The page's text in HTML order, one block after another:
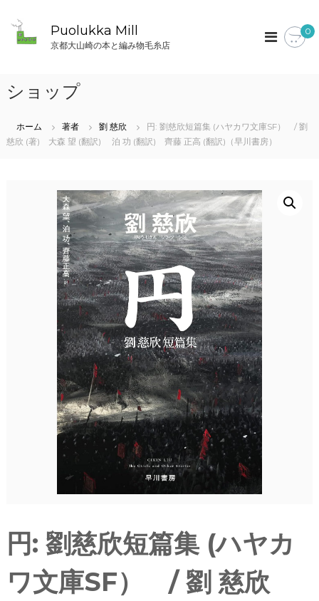
プ
Puolukka Mill
京都大山崎の本と編み物毛糸店
0
ショップ
ホーム 著者 劉 慈欣
円: 劉慈欣短篇集 (ハヤカワ文庫SF） / 劉
慈欣 (著) 大森 望 (翻訳) 泊 功 (翻訳) 齊藤 正高 (翻訳)（早川書房）
円: 劉慈欣短篇集 (ハヤカ
ワ文庫SF） / 劉 慈欣